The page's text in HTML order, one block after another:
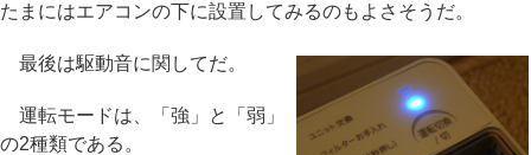
たまにはエアコンの下に設置してみるのもよさそうだ。
最後は駆動音に関してだ。
運転モードは、「強」と「弱」
の2種類である。